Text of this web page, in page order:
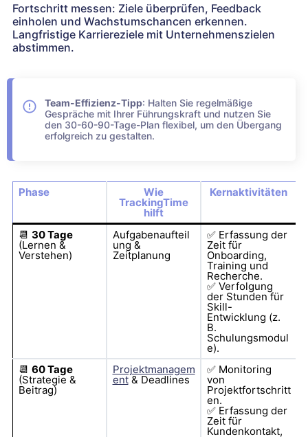
Fortschritt messen: Ziele überprüfen, Feedback
einholen und Wachstumschancen erkennen.
Langfristige Karriereziele mit Unternehmenszielen
abstimmen.
Team-Effizienz-Tipp: Halten Sie regelmäßige
Gespräche mit Ihrer Führungskraft und nutzen Sie
den 30-60-90-Tage-Plan flexibel, um den Übergang
erfolgreich zu gestalten.
Phase Wie
TrackingTime
hilft
Kernaktivitäten
📆 30 Tage
(Lernen &
Verstehen)
Aufgabenaufteil
ung &
Zeitplanung
✅Erfassung der
Zeit für
Onboarding,
Training und
Recherche.
✅Verfolgung
der Stunden für
Skill-
Entwicklung (z.
B.
Schulungsmodul
e).
📆 60 Tage
(Strategie &
Beitrag)
Projektmanagem
ent& Deadlines
✅Monitoring
von
Projektfortschritt
en.
✅Erfassung der
Zeit für
Kundenkontakt,